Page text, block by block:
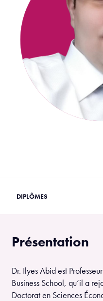
Présentation
Dr. Ilyes Abid est
Business School, qu’il a
Doctorat en Sciences